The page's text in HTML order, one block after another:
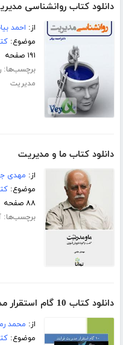
دانلود کتاب روانشناسی
از: احمد
موضوع:
۱۹۱ صفحه
برچسب‌ها:
مدیریت
دانلود کتاب ما و مدیریت
از: مهدی
موضوع:
۸۸ صفحه
برچسب‌ها:
دانلود کتاب 10 گام استقرار مدیریت فرآیند
از: محمد
موضوع: